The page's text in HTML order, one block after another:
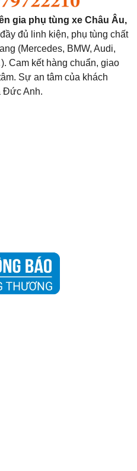
gia phụ tùng xe Châu Âu,
đủ linh kiện, phụ tùng chất
(Mercedes, BMW, Audi,
Cam kết hàng chuẩn, giao
Sự an tâm của khách
Đức Anh.